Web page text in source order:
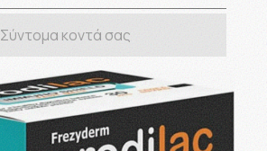
Σύντομα κοντά σας